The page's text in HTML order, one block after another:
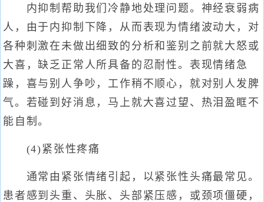
内抑制帮助我们冷静地处理问题。神经衰弱病
人，由于内抑制下降，从而表现为情绪波动大，对
各种刺激在未做出细致的分析和鉴别之前就大怒或
大喜，缺乏正常人所具备的忍耐性。表现情绪急
躁，喜与别人争吵，工作稍不顺心，就对别人发脾
气。若碰到好消息，马上就大喜过望、热泪盈眶不
能自制。
(4)紧张性疼痛
通常由紧张情绪引起，以紧张性头痛最常见。
患者感到头重、头胀、头部紧压感，或颈项僵硬，